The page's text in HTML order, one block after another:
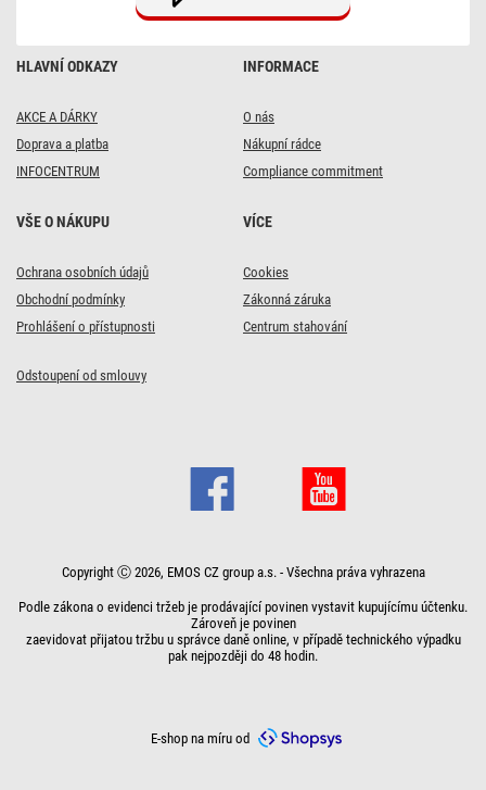
HLAVNÍ ODKAZY
AKCE A DÁRKY
Doprava a platba
INFOCENTRUM
INFORMACE
O nás
Nákupní rádce
Compliance commitment
VŠE O NÁKUPU
Ochrana osobních údajů
Obchodní podmínky
Prohlášení o přístupnosti
VÍCE
Cookies
Zákonná záruka
Centrum stahování
Odstoupení od smlouvy
Copyright Ⓒ 2026, EMOS CZ group a.s. - Všechna práva vyhrazena
Podle zákona o evidenci tržeb je prodávající povinen vystavit kupujícímu účtenku.
Zároveň je povinen
zaevidovat přijatou tržbu u správce daně online, v případě technického výpadku
pak nejpozději do 48 hodin.
E-shop na míru od